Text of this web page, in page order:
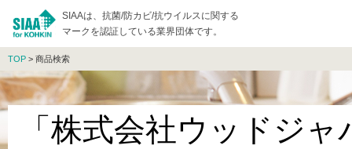
SIAAは、抗菌/防カビ/抗ウイルスに関する
マークを認証している業界団体です。
TOP > 商品検索
「株式会社ウッドジ